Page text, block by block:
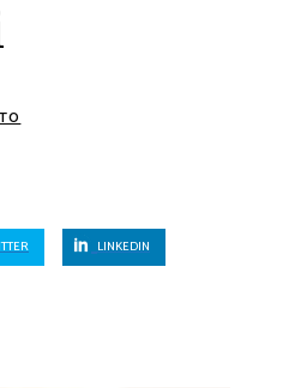
LINKEDIN